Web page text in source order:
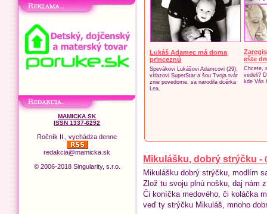
MAMICKA.SK
ISSN 1337-6292
Ročník II., vychádza denne
redakcia@mamicka.sk
© 2006-2018 Singularity, s.r.o.
Lukáš Adamec má doma
princeznú
Spevákovi Lukášovi Adamcovi (29),
víťazovi SuperStar a šou Tvoja tvár
znie povedome, sa narodila dcérka
Lea.
ešte
Chcete,
vedeli?
kde Vás
Mikulášku, dobrý strýčku -
Mikulášku dobrý strýčku, modlím
Zlož tu svoju plnú nošku, daj nám
Či koníčka medového, či koláčka
veď ty strýčku Mikuláš, mnoho